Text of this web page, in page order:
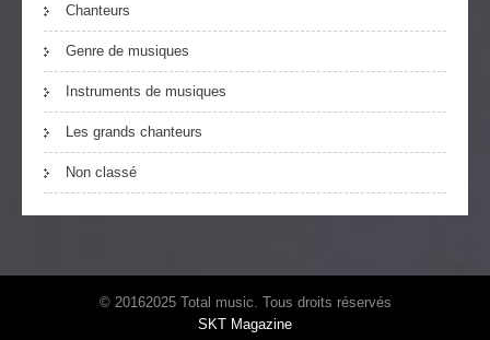
Chanteurs
Genre de musiques
Instruments de musiques
Les grands chanteurs
Non classé
© 20162025 Total music. Tous droits réservés
SKT Magazine